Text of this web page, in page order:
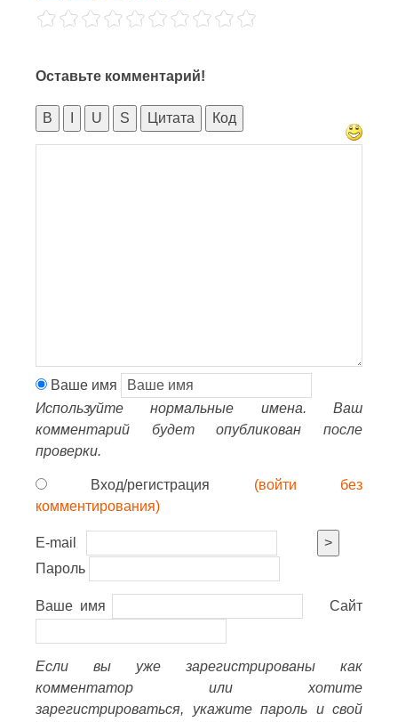
Оставьте комментарий!
B U S Цитата Код
Ваше имя
Используйте нормальные имена. Ваш
комментарий будет опубликован после
проверки.
Вход/регистрация (войти без
комментирования)
E-mail
>
Пароль
Ваше имя Сайт
Если вы уже зарегистрированы как
комментатор или хотите
зарегистрироваться, укажите пароль и свой